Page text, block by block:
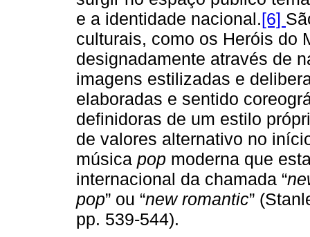
e a identidade nacional.[6]
culturais, como os Heróis do
designadamente através de
imagens estilizadas e
elaboradas e sentido
definidoras de um estilo
de valores alternativo no
música pop moderna que
internacional da chamada “
pop” ou “new romantic”
pp. 539-544).